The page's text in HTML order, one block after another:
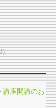
記事
事
）0件の記事